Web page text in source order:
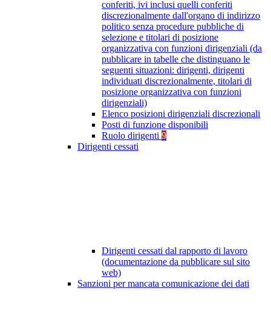
conferiti, ivi inclusi quelli conferiti
discrezionalmente dall'organo di indirizzo
politico senza procedure pubbliche di
selezione e titolari di posizione
organizzativa con funzioni dirigenziali (da
pubblicare in tabelle che distinguano le
seguenti situazioni: dirigenti, dirigenti
individuati discrezionalmente, titolari di
posizione organizzativa con funzioni
dirigenziali)
Elenco posizioni dirigenziali discrezionali
Posti di funzione disponibili
Ruolo dirigenti 9
Dirigenti cessati
Dirigenti cessati dal rapporto di lavoro
(documentazione da pubblicare sul sito
web)
Sanzioni per mancata comunicazione dei dati